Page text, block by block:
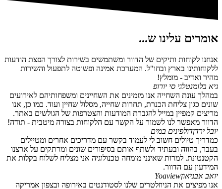
אומרים עלינו ש...
אנחנו לקוחות ותיקים של הדוור ומשתמשים בשירות לצורך הפצת הודעות
ללקוחותינו בארץ ובחו"ל. המערכת אמינה ופשוטה לתפעול והשירות
מהיר ואדיב - מומלץ!
גיא בלומנטלגי סי יורופ
במהלך עונת השחייה אנו מזמינים את השחיינים ומשפחותיהם לאירועים
שונים כגון צליחת הכנרת, תחרות שחייה, מסלול שחיין ועוד. כמו כן, אנו
מריצים קמפיין במייל להגברת המודעות והצטרפות של הגולשים באתר.
הדוור מאפשר לנו לשמור על הקשר עם הלקוחות בצורה מיטבית - תודה!
יובל ירדןדולפינים במים
כמדריך טיולים חשוב לי לעמוד בקשר עם מדריכים אחרים ומטיילים
בעבר, בהווה ובעתיד ולשתף אותם בסיפורים שונים ומרתקים על ארצנו
הקטנטונת. למרות שאינני מומחה טכנולוגיה אני מצליח לשלוח בקלות את
המידעון עם הדוור.
יואב אבניאוןYoaview
אנו מפיצים את הניוזלטרים שלנו לסטודנטים באירופה ובצפון אמריקה